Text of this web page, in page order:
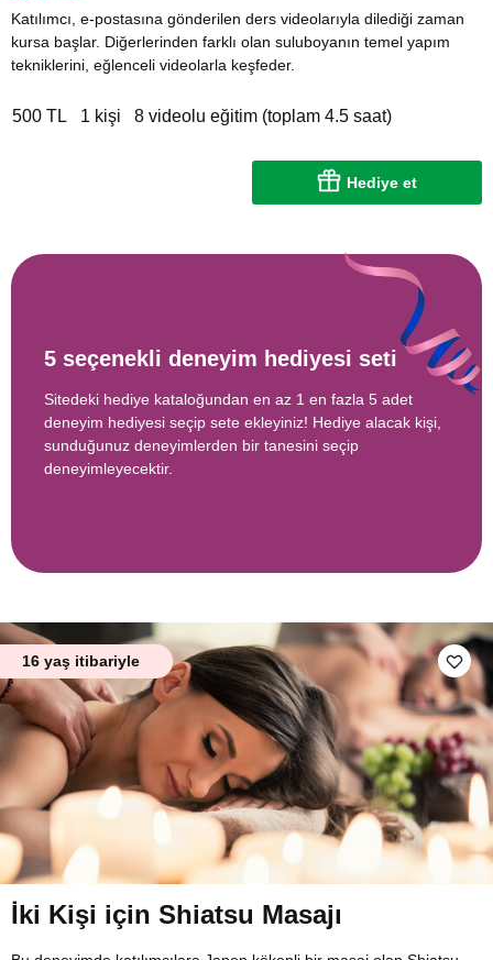
Katılımcı, e-postasına gönderilen ders videolarıyla dilediği zaman
kursa başlar. Diğerlerinden farklı olan suluboyanın temel yapım
tekniklerini, eğlenceli videolarla keşfeder.
500 TL 1 kişi 8 videolu eğitim (toplam 4.5 saat)
Hediye et
5 seçenekli deneyim hediyesi seti
Sitedeki hediye kataloğundan en az 1 en fazla 5 adet
deneyim hediyesi seçip sete ekleyiniz! Hediye alacak kişi,
sunduğunuz deneyimlerden bir tanesini seçip
deneyimleyecektir.
16 yaş itibariyle
İki Kişi için Shiatsu Masajı